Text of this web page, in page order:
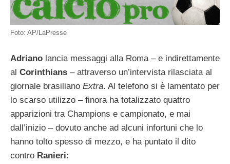
Foto: AP/LaPresse
Adriano lancia messaggi alla Roma – e indirettamente
al Corinthians – attraverso un’intervista rilasciata al
giornale brasiliano Extra. Al telefono si è lamentato per
lo scarso utilizzo – finora ha totalizzato quattro
apparizioni tra Champions e campionato, e mai
dall’inizio – dovuto anche ad alcuni infortuni che lo
hanno tolto spesso di mezzo, e ha puntato il dito
contro Ranieri: